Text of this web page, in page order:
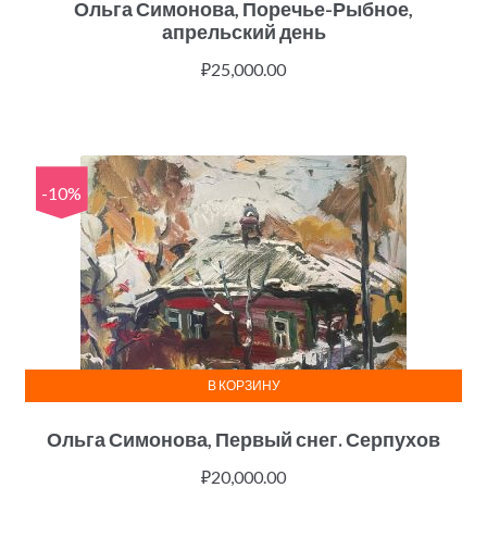
Ольга Симонова, Поречье-Рыбное,
апрельский день
₽25,000.00
-10%
Ольга Симонова, Первый снег. Серпухов
₽20,000.00
В КОРЗИНУ